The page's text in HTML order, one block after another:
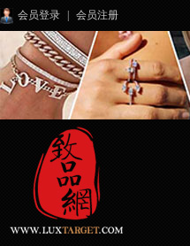
会员登录 会员注册